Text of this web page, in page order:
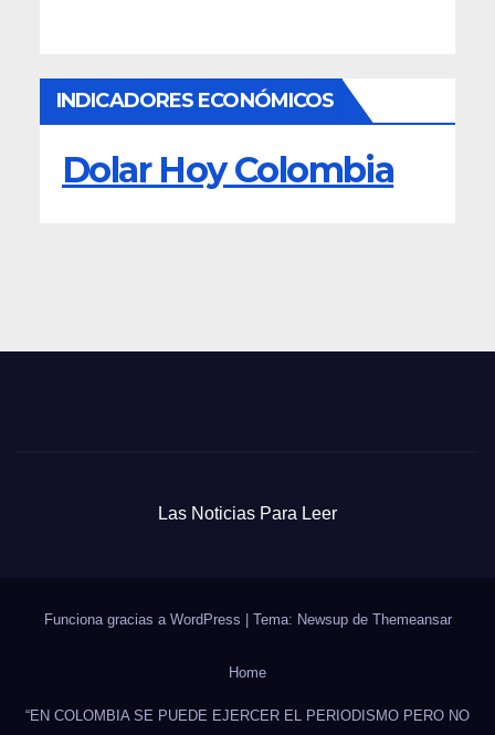
INDICADORES ECONÓMICOS
Dolar Hoy Colombia
Las Noticias Para Leer
Funciona gracias a WordPress Tema: Newsup de Themeansar
Home
“EN COLOMBIA SE PUEDE EJERCER EL PERIODISMO PERO NO